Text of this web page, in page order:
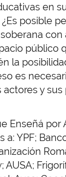
en
posible
con
público
la
es
y sus
Enseñá por
a: YPF;
AUSA;